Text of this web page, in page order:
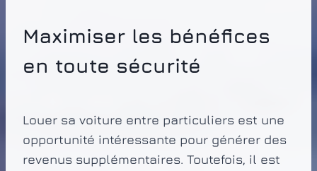
Maximiser les bénéfices
en toute sécurité
Louer sa voiture entre particuliers est une
opportunité intéressante pour générer des
revenus supplémentaires. Toutefois, il est